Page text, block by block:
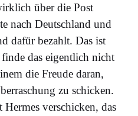
über die Post
nach Deutschland und
dafür bezahlt. Das ist
das eigentlich nicht
die Freude daran,
zu schicken.
verschicken, das